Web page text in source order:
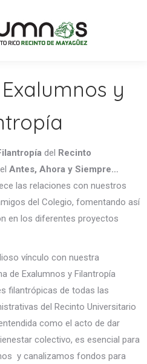
y
del Recinto
Antes, Ahora y Siempre…
las relaciones con nuestros
del Colegio, fomentando así
en los diferentes proyectos
vínculo con nuestra
de Exalumnos y Filantropía
filantrópicas de todas las
del Recinto Universitario
como el acto de dar
colectivo, es esencial para
y canalizamos fondos para